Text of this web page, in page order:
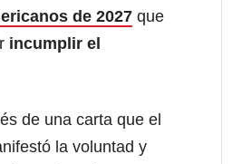
de 2027 que
incumplir el
de una carta que el
la voluntad y